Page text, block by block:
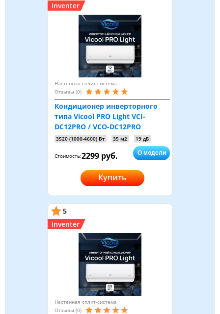
Inventer
Настенная сплит-система
Отзывы (0)
Кондиционер инверторного
типа Vicool PRO Light VCI-
DC12PRO / VCO-DC12PRO
3520 (1000-4600) Вт 35 м2 19 дБ
Стоимость:2299 руб. О модели
Купить
5
Inventer
Настенная сплит-система
Отзывы (0)